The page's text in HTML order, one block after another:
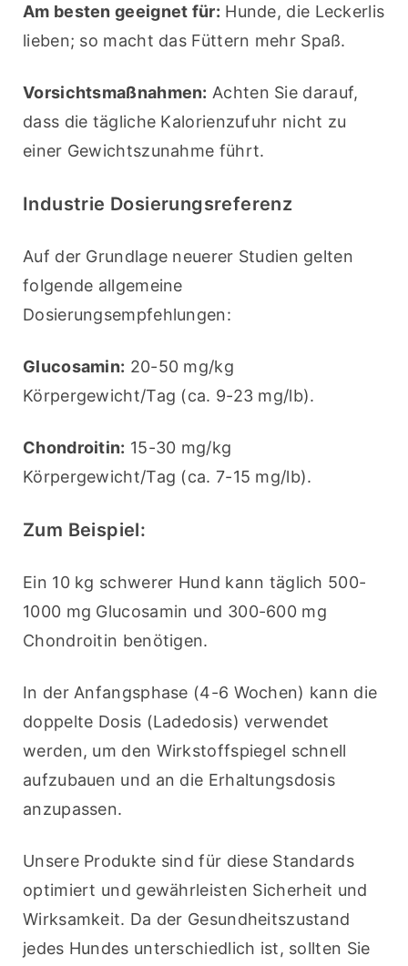
Am besten geeignet für: Hunde, die Leckerlis
lieben; so macht das Füttern mehr Spaß.
Vorsichtsmaßnahmen: Achten Sie darauf,
dass die tägliche Kalorienzufuhr nicht zu
einer Gewichtszunahme führt.
Industrie Dosierungsreferenz
Auf der Grundlage neuerer Studien gelten
folgende allgemeine
Dosierungsempfehlungen:
Glucosamin: 20-50 mg/kg
Körpergewicht/Tag (ca. 9-23 mg/lb).
Chondroitin: 15-30 mg/kg
Körpergewicht/Tag (ca. 7-15 mg/lb).
Zum Beispiel:
Ein 10 kg schwerer Hund kann täglich 500-
1000 mg Glucosamin und 300-600 mg
Chondroitin benötigen.
In der Anfangsphase (4-6 Wochen) kann die
doppelte Dosis (Ladedosis) verwendet
werden, um den Wirkstoffspiegel schnell
aufzubauen und an die Erhaltungsdosis
anzupassen.
Unsere Produkte sind für diese Standards
optimiert und gewährleisten Sicherheit und
Wirksamkeit. Da der Gesundheitszustand
jedes Hundes unterschiedlich ist, sollten Sie